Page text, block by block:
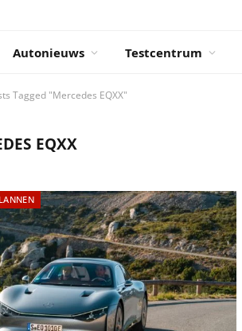
Autonieuws Testcentrum
Tagged "Mercedes EQXX"
EQXX